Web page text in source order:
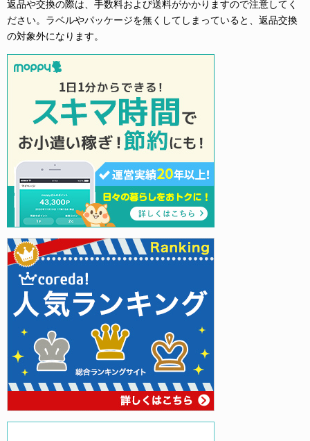
返品や交換の際は、手数料および送料がかかりますので注意してく
ださい。ラベルやパッケージを無くしてしまっていると、返品交換
の対象外になります。